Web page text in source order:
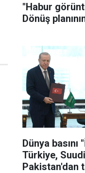
"Habur
Dönüş
Dünya
Türkiye,
Pakistan'dan